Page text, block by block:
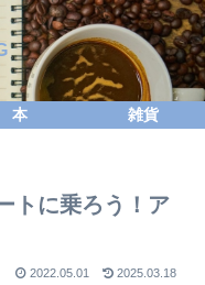
本 雑貨
トに乗ろう！ア
2022.05.01 2025.03.18